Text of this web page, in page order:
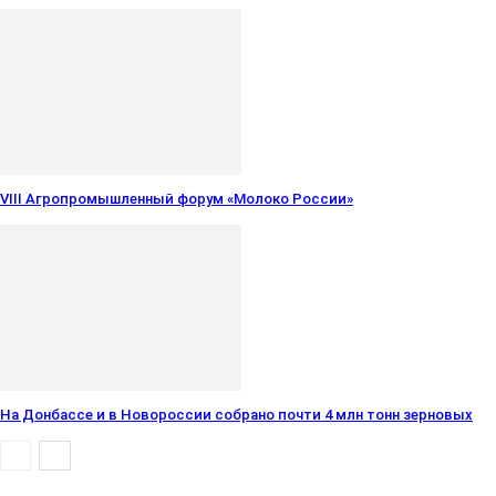
VIII Агропромышленный форум «Молоко России»
На Донбассе и в Новороссии собрано почти 4 млн тонн зерновых